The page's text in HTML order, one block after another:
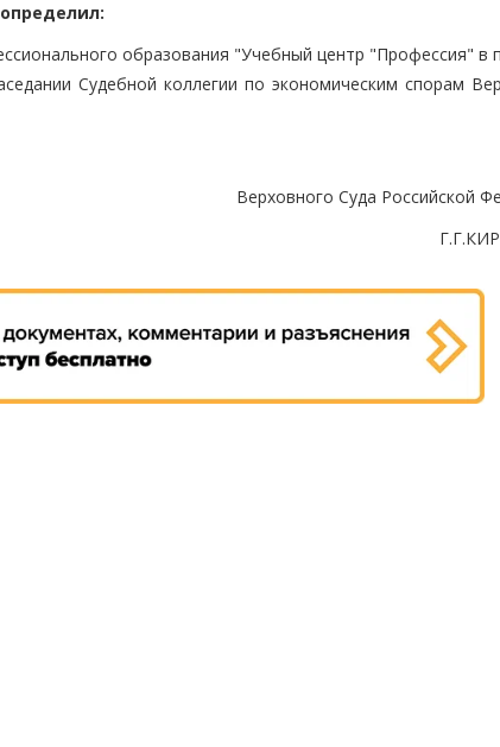
определил:
образования "Учебный центр "Профессия" в
Судебной коллегии по экономическим спорам
Верховного Суда Российской